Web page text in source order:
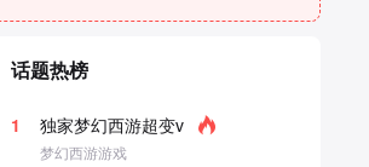
话题热榜
1 独家梦幻西游超变v
梦幻西游游戏